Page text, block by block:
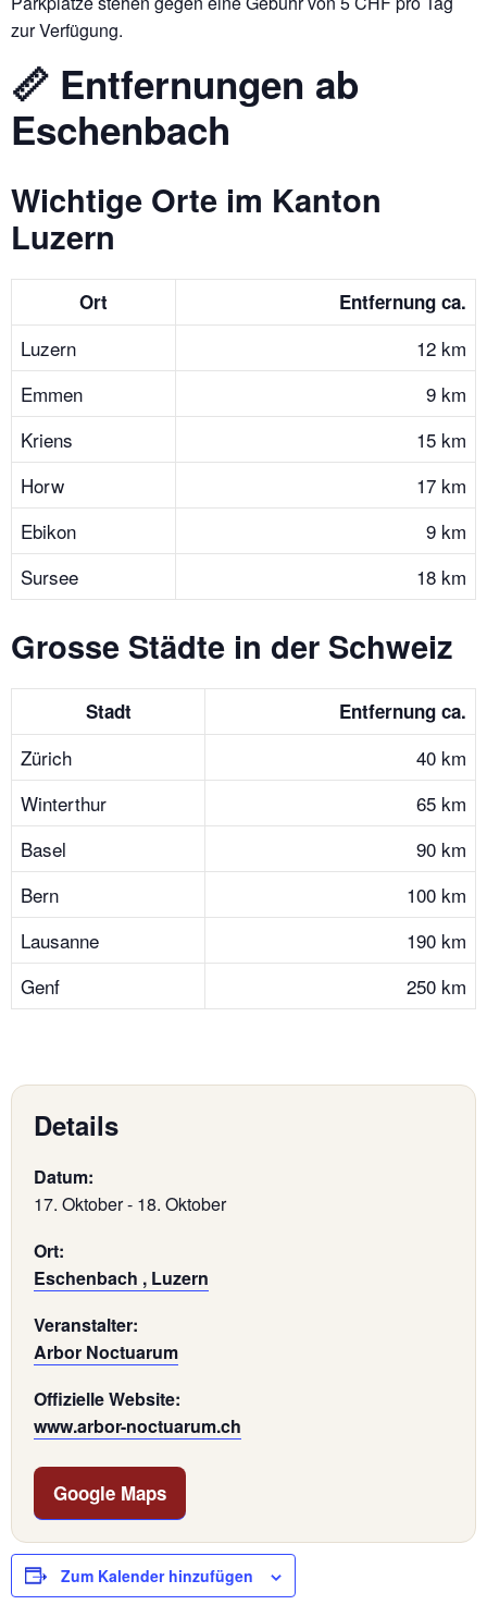
zur Verfügung.
📏 Entfernungen ab
Eschenbach
Wichtige Orte im Kanton
Luzern
Ort Entfernung ca.
Luzern
12 km
Emmen
9 km
Kriens
15 km
Horw
17 km
Ebikon
9 km
Sursee
18 km
Grosse Städte in der Schweiz
Stadt Entfernung ca.
Zürich
40 km
Winterthur
65 km
Basel
90 km
Bern
100 km
Lausanne
190 km
Genf
250 km
Details
Datum:
17. Oktober- 18. Oktober
Ort:
Eschenbach , Luzern
Veranstalter:
Arbor Noctuarum
Offizielle Website:
www.arbor-noctuarum.ch
Google Maps
Zum Kalender hinzufügen